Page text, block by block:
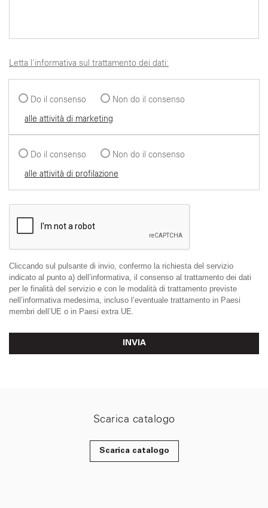
Letta l'informativa sul trattamento dei dati:
Do il consenso
Non do il consenso
alle attività di marketing
Do il consenso
Non do il consenso
alle attività di profilazione
Cliccando sul pulsante di invio, confermo la richiesta del servizio
indicato al punto a) dell’informativa, il consenso al trattamento dei dati
per le finalità del servizio e con le modalità di trattamento previste
nell’informativa medesima, incluso l’eventuale trattamento in Paesi
membri dell’UE o in Paesi extra UE.
INVIA
Scarica catalogo
Scarica catalogo